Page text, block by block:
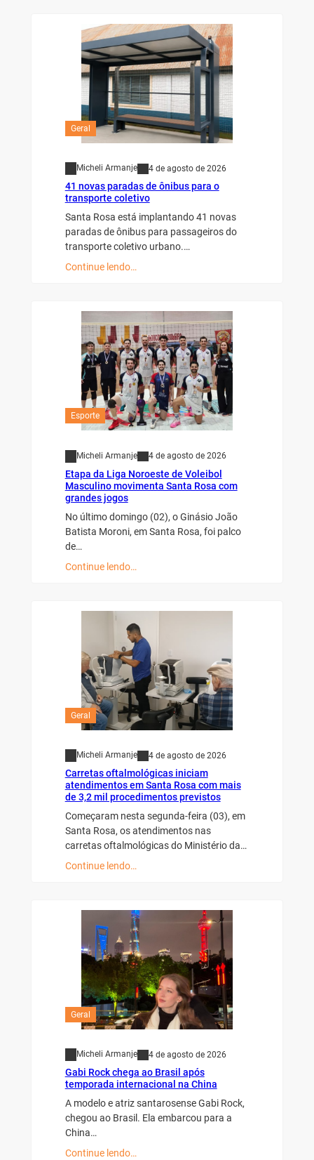
Geral
Micheli Armanje 4 de agosto de 2026
41 novas paradas de ônibus para o
transporte coletivo
Santa Rosa está implantando 41 novas
paradas de ônibus para passageiros do
transporte coletivo urbano.…
Continue lendo…
Esporte
Micheli Armanje 4 de agosto de 2026
Etapa da Liga Noroeste de Voleibol
Masculino movimenta Santa Rosa com
grandes jogos
No último domingo (02), o Ginásio João
Batista Moroni, em Santa Rosa, foi palco
de…
Continue lendo…
Geral
Micheli Armanje 4 de agosto de 2026
Carretas oftalmológicas iniciam
atendimentos em Santa Rosa com mais
de 3,2 mil procedimentos previstos
Começaram nesta segunda-feira (03), em
Santa Rosa, os atendimentos nas
carretas oftalmológicas do Ministério da…
Continue lendo…
Geral
Micheli Armanje 4 de agosto de 2026
Gabi Rock chega ao Brasil após
temporada internacional na China
A modelo e atriz santarosense Gabi Rock,
chegou ao Brasil. Ela embarcou para a
China…
Continue lendo…